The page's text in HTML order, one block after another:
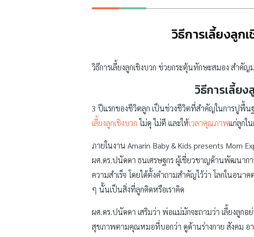
วิธีการเลี้ยงลูก
วิธีการเลี้ยงลูกเชิงบวก ช่วยกระตุ้นทักษะสมอง สำคั
วิธีการเลี้ยง
3 ปีแรกของชีวิตลูก เป็นช่วงชีวิตที่สำคัญในการปูพื้น
เลี้ยงลูกเชิงบวกไม่ดุ ไม่ตี และให้เวลาคุณภาพแก่ลูกใ
ภายในงาน Amarin Baby & Kids presents Mom
ผศ.ดร.ปนัดดา ธนเศรษฐกร ผู้เชี่ยวชาญด้านพัฒนาก
ความสำเร็จ โดยได้ตั้งคำถามสำคัญไว้ว่า โลกในอน
ๆ นั้นเป็นสิ่งที่ลูกคิดหรือเราคิด
ผศ.ดร.ปนัดดา เสริมว่า พ่อแม่มักจะถามว่า เลี้ยงลูกอ
สุขภาพตามคุณหมอที่บอกว่า ดูด้านร่างกาย สังคม